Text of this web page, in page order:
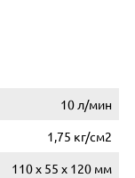
10 л/мин
1,75 кг/см2
110 x 55 x 120 мм